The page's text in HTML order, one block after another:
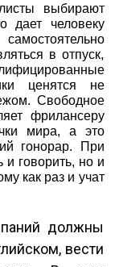
выбирают
человеку
в отпуск,
ценятся не
Свободное
фрилансеру
мира, а это
гонорар. При
и говорить, но и
как раз и учат
должны
вести